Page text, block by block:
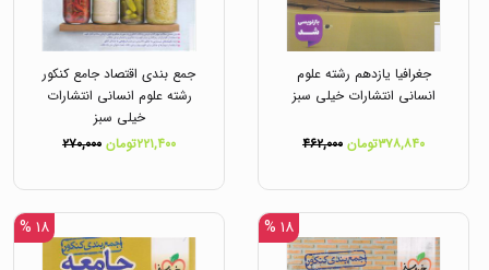
جغرافیا یازدهم رشته علوم
انسانی انتشارات خیلی سبز
۳۷۸,۸۴۰تومان ۴۶۲,۰۰۰
جمع بندی اقتصاد جامع کنکور
رشته علوم انسانی انتشارات
خیلی سبز
۲۲۱,۴۰۰تومان
۲۷۰,۰۰۰
۱۸ % ۱۸ %